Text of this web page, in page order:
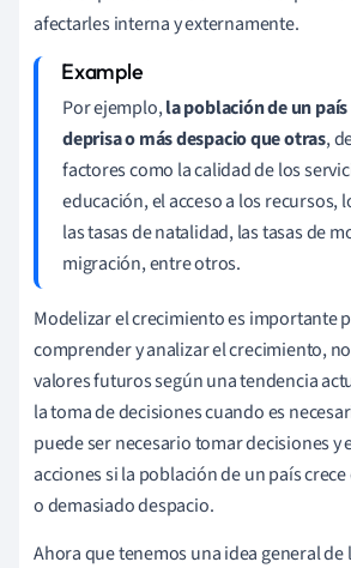
afectarles interna y externamente.
Por ejemplo,la población de un
deprisa o más despacio que otras,
factores como la calidad de los
educación, el acceso a los recursos,
las tasas de natalidad, las tasas de
migración, entre otros.
Modelizar el crecimiento es importante
comprender y analizar el crecimiento,
valores futuros según una tendencia
la toma de decisiones cuando es
puede ser necesario tomar decisiones y
acciones si la población de un país
o demasiado despacio.
Ahora que tenemos una idea general de